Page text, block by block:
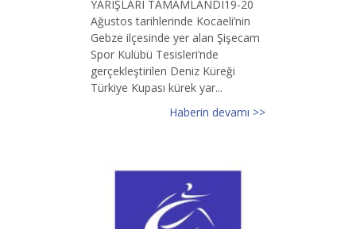
YARIŞLARI TAMAMLANDI19-20
Ağustos tarihlerinde Kocaeli’nin
Gebze ilçesinde yer alan Şişecam
Spor Kulübü Tesisleri’nde
gerçekleştirilen Deniz Küreği
Türkiye Kupası kürek yar...
Haberin devamı >>